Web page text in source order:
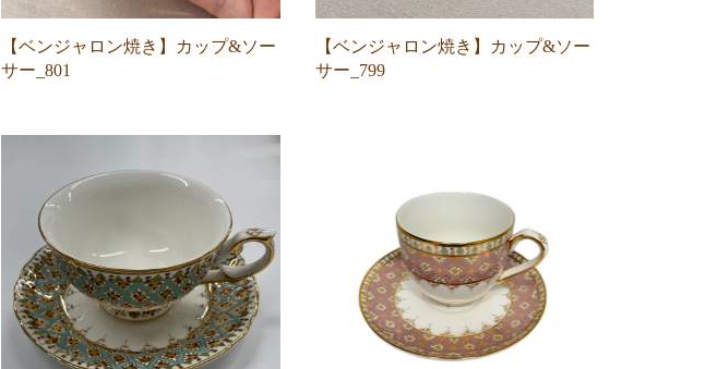
【ベンジャロン焼き】カップ&ソー
サー_801
【ベンジャロン焼き】カップ&ソー
サー_799